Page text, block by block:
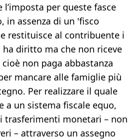
l’imposta per queste fasce
in assenza di un 'fisco
restituisce al contribuente i
diritto ma che non riceve
non paga abbastanza
mancare alle famiglie più
Per realizzare il quale
a un sistema fiscale equo,
trasferimenti monetari – non
– attraverso un assegno